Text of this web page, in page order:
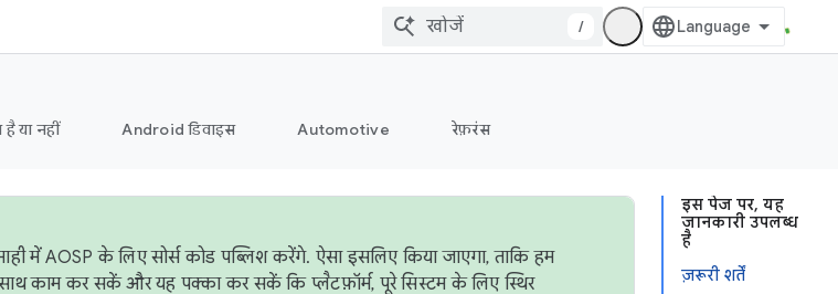
/
या नहीं Android डिवाइस Automotive रेफ़रंस
इस पेज पर, यह
जानकारी उपलब्ध
है
ज़रूरी शर्तें
में AOSP के लिए सोर्स कोड पब्लिश करेंगे. ऐसा इसलिए किया जाएगा, ताकि हम
काम कर सकें और यह पक्का कर सकें कि प्लैटफ़ॉर्म, पूरे सिस्टम के लिए स्थिर